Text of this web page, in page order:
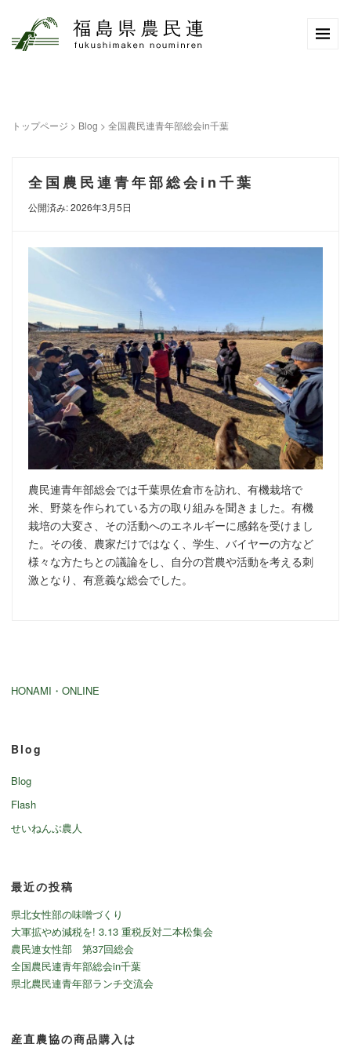
トップページ > Blog > 全国農民連青年部総会in千葉
全国農民連青年部総会in千葉
公開済み: 2026年3月5日
農民連青年部総会では千葉県佐倉市を訪れ、有機栽培で
米、野菜を作られている方の取り組みを聞きました。有機
栽培の大変さ、その活動へのエネルギーに感銘を受けまし
た。その後、農家だけではなく、学生、バイヤーの方など
様々な方たちとの議論をし、自分の営農や活動を考える刺
激となり、有意義な総会でした。
HONAMI・ONLINE
Blog
Blog
Flash
せいねんぶ農人
最近の投稿
県北女性部の味噌づくり
大軍拡やめ減税を! 3.13 重税反対二本松集会
農民連女性部 第37回総会
全国農民連青年部総会in千葉
県北農民連青年部ランチ交流会
産直農協の商品購入は